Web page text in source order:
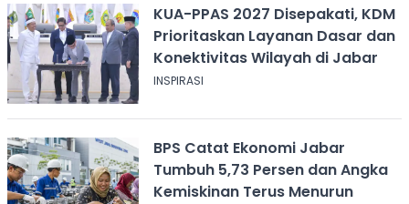
KUA-PPAS 2027 Disepakati, KDM
Prioritaskan Layanan Dasar dan
Konektivitas Wilayah di Jabar
INSPIRASI
BPS Catat Ekonomi Jabar
Tumbuh 5,73 Persen dan Angka
Kemiskinan Terus Menurun